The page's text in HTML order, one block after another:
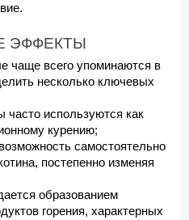
ЭФФЕКТЫ
чаще всего упоминаются в
несколько ключевых
часто используются как
курению;
самостоятельно
постепенно изменяя
образованием
горения, характерных